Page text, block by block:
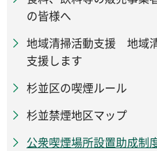
の皆様へ
地域清掃活動支援 地域
支援します
杉並区の喫煙ルール
杉並禁煙地区マップ
公衆喫煙場所設置助成制